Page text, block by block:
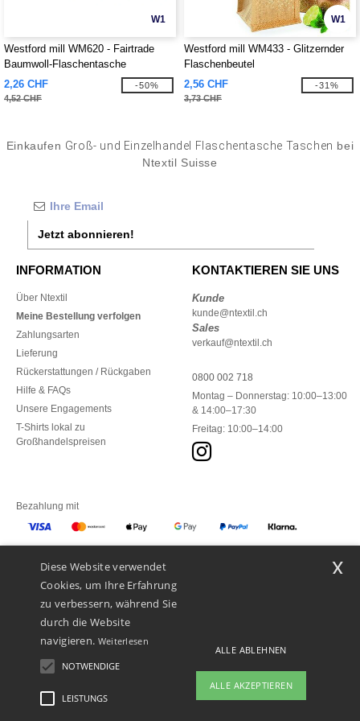
W1
Westford mill WM620 - Fairtrade
Baumwoll-Flaschentasche
2,26 CHF
4,52 CHF
-50%
W1
Westford mill WM433 - Glitzernder
Flaschenbeutel
2,56 CHF
3,73 CHF
-31%
Einkaufen Groß- und Einzelhandel Flaschentasche Taschen bei
Ntextil Suisse
Jetzt abonnieren!
INFORMATION
Über Ntextil
Meine Bestellung verfolgen
Zahlungsarten
Lieferung
Rückerstattungen / Rückgaben
Hilfe & FAQs
Unsere Engagements
T-Shirts lokal zu
Großhandelspreisen
KONTAKTIEREN SIE UNS
Kunde
kunde@ntextil.ch
Sales
verkauf@ntextil.ch
0800 002 718
Montag – Donnerstag: 10:00–13:00
& 14:00–17:30
Freitag: 10:00–14:00
Bezahlung mit
Unsere Paketzusteller
Diese Website verwendet
Cookies, um Ihre Erfahrung
zu verbessern, während Sie
durch die Website
navigieren. Weiterlesen
NOTWENDIGE
LEISTUNGS
ALLE ABLEHNEN
ALLE AKZEPTIEREN
x